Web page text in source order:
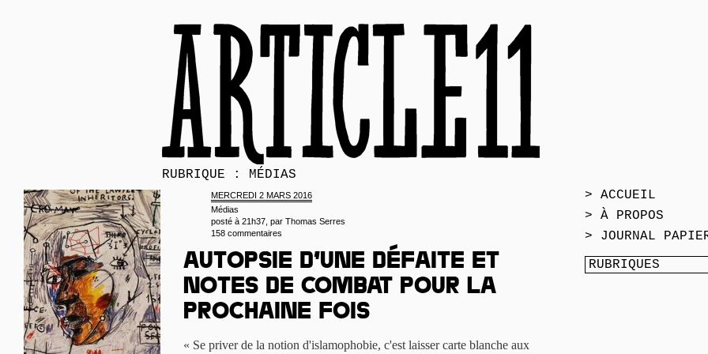
RUBRIQUE : MÉDIAS
MERCREDI 2 MARS 2016
Médias
posté à 21h37, par Thomas Serres
158 commentaires
Autopsie d’une défaite et
notes de combat pour la
prochaine fois
« Se priver de la notion d'islamophobie, c'est laisser carte blanche aux
> ACCUEIL
> À PROPOS
> JOURNAL